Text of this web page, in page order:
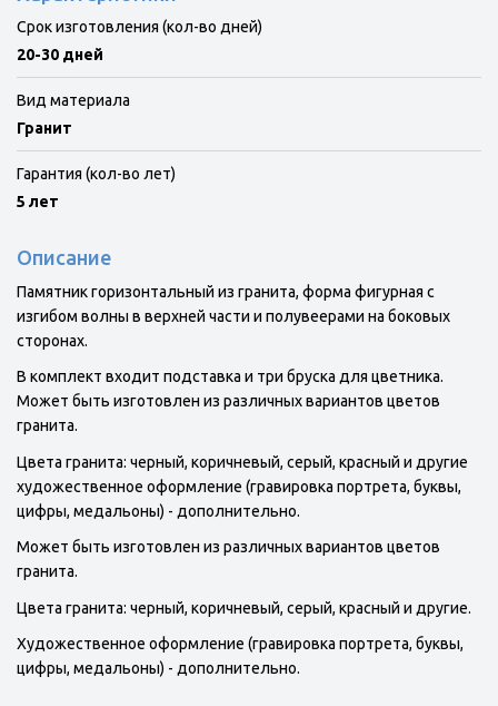
Срок изготовления (кол-во дней)
20-30 дней
Вид материала
Гранит
Гарантия (кол-во лет)
5 лет
Описание
Памятник горизонтальный из гранита, форма фигурная с
изгибом волны в верхней части и полувеерами на боковых
сторонах.
В комплект входит подставка и три бруска для цветника.
Может быть изготовлен из различных вариантов цветов
гранита.
Цвета гранита: черный, коричневый, серый, красный и другие
художественное оформление (гравировка портрета, буквы,
цифры, медальоны) - дополнительно.
Может быть изготовлен из различных вариантов цветов
гранита.
Цвета гранита: черный, коричневый, серый, красный и другие.
Художественное оформление (гравировка портрета, буквы,
цифры, медальоны) - дополнительно.